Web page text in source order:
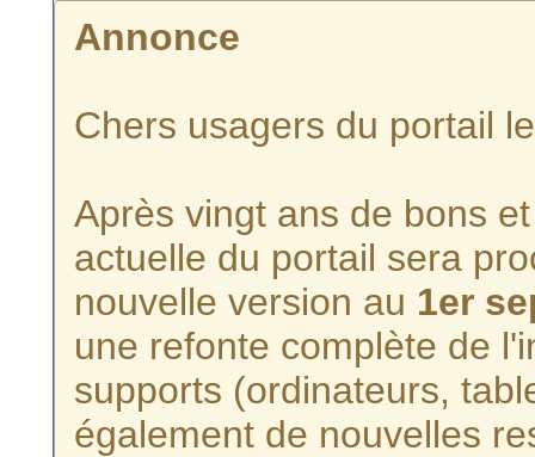
Annonce
Chers usagers du portail
Après vingt ans de bons
actuelle du portail sera
nouvelle version au 1er
une refonte complète de
supports (ordinateurs,
également de nouvelles